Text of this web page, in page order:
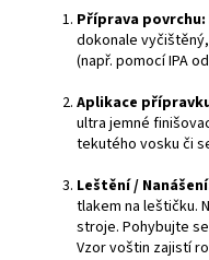
Příprava povrchu:
dokonale
(např. pomocí IPA
Aplikace
ultra jemné
tekutého vosku či
Leštění /
tlakem na leštičku.
stroje. Pohybujte
Vzor voštin zajistí